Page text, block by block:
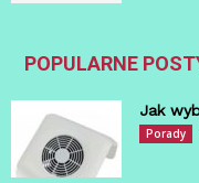
POPULARNE
Jak
Porady